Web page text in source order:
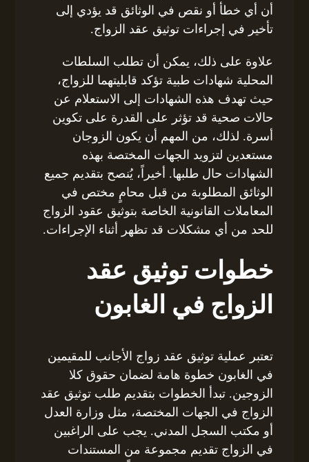
أن أي خطأ أو نقص في الوثائق قد يؤدي إلى
تأخير في إجراءات توثيق عقد الزواج.
علاوة على ذلك، يمكن أن تطلب السلطات
المحلية شهادات طبية تؤكد قابليتهما للزواج،
حيث تهدف هذه الشهادات إلى الاستعلام عن
حالات صحية قد تؤثر على القدرة على تكوين
أسرة. لذلك، من المهم أن يكون الزوجان
مستعدين لتزويد الجهات المختصة بهذه
الشهادات حال طلبها. أخيراً، يُنصح بتقديم جميع
الوثائق المطلوبة من قبل محامٍ مختص في
المعاملات القانونية الخاصة بتوثيق عقود الزواج
للحد من أي مشكلات قد تظهر أثناء الإجراءات.
خطوات توثيق عقد
الزواج في الغابون
تعتبر عملية توثيق عقد زواج الأجانب للمقيمين
في الغابون خطوة هامة لضمان حقوق كلا
الزوجين. تبدأ الخطوات بتقديم طلب توثيق عقد
الزواج في الجهات المختصة، مثل وزارة العدل
أو مكتب السجل المدني. يجب على الراغبين
في الزواج تقديم مجموعة من المستندات